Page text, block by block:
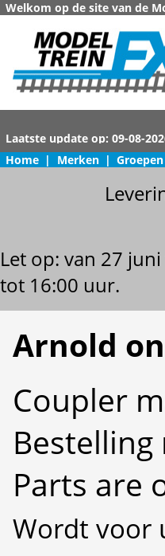
Welkom op de site van de
Home | Merken | Groepen
Let op: van 27
tot 16:00 uur.
Arnold
Coupler
Parts are
Wordt voor